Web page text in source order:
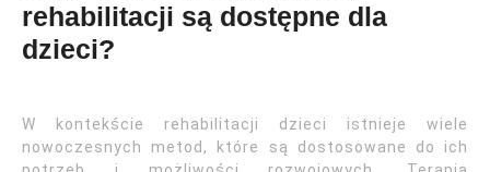
rehabilitacji są dostępne dla
dzieci?
W kontekście rehabilitacji dzieci istnieje wiele
nowoczesnych metod, które są dostosowane do ich